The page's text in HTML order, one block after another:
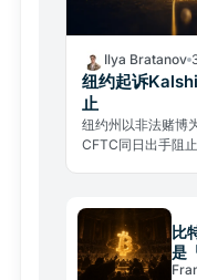
Ilya Bratanov
纽约起诉
止
纽约州以非法赌博
CFTC同日出手阻
比
是